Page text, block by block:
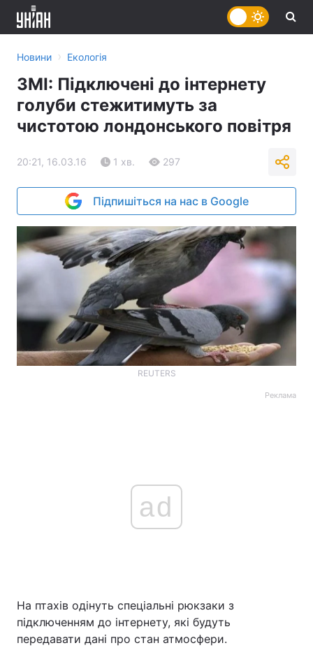
Новини › Екологія
ЗМІ: Підключені до інтернету
голуби стежитимуть за
чистотою лондонського повітря
20:21, 16.03.16 1 хв. 297
Підпишіться на нас в Google
REUTERS
Реклама
ad
На птахів одінуть спеціальні рюкзаки з
підключенням до інтернету, які будуть
передавати дані про стан атмосфери.